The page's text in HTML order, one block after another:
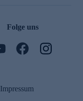
Folge uns
Impressum